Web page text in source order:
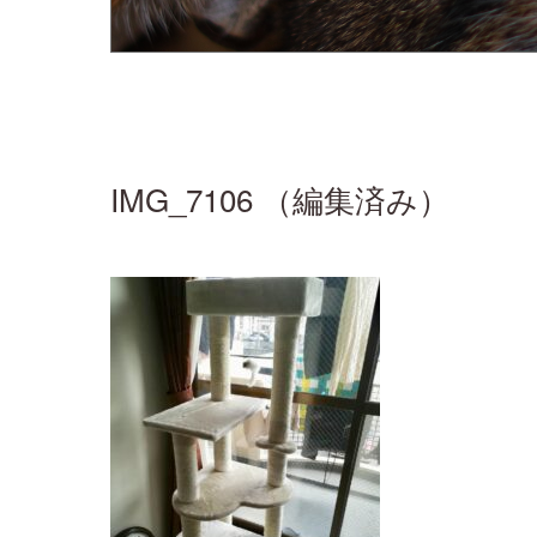
IMG_7106 （編集済み）